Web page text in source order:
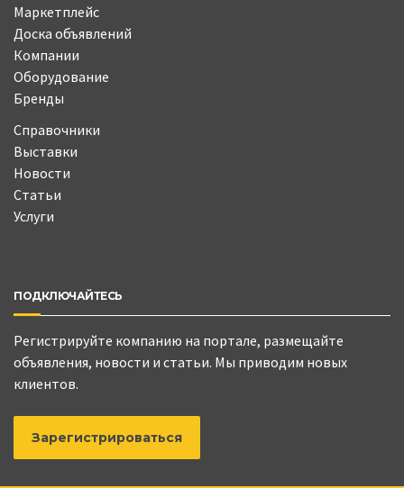
Маркетплейс
Доска объявлений
Компании
Оборудование
Бренды
Справочники
Выставки
Новости
Статьи
Услуги
ПОДКЛЮЧАЙТЕСЬ
Регистрируйте компанию на портале, размещайте
объявления, новости и статьи. Мы приводим новых
клиентов.
Зарегистрироваться